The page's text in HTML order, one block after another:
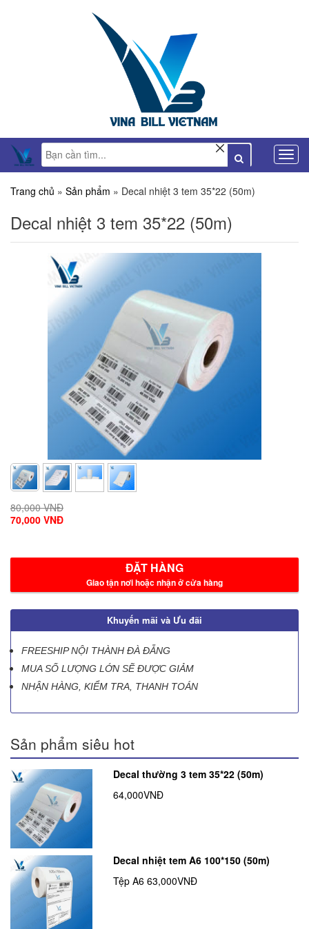
Trang chủ » Sản phẩm » Decal nhiệt 3 tem 35*22 (50m)
Decal nhiệt 3 tem 35*22 (50m)
80,000 VNĐ
70,000 VNĐ
ĐẶT HÀNG
Giao tận nơi hoặc nhận ở cửa hàng
Khuyến mãi và Ưu đãi
FREESHIP NỘI THÀNH ĐÀ ĐẴNG
MUA SỐ LƯỢNG LỚN SẼ ĐƯỢC GIẢM
NHẬN HÀNG, KIỂM TRA, THANH TOÁN
Sản phẩm siêu hot
Decal thường 3 tem 35*22 (50m)
64,000VNĐ
Decal nhiệt tem A6 100*150 (50m)
Tệp A6 63,000VNĐ